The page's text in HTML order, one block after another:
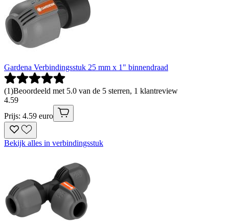
Gardena Verbindingsstuk 25 mm x 1" binnendraad
(1)Beoordeeld met 5.0 van de 5 sterren, 1 klantreview
4.59
Prijs: 4.59 euro
Bekijk alles in verbindingsstuk